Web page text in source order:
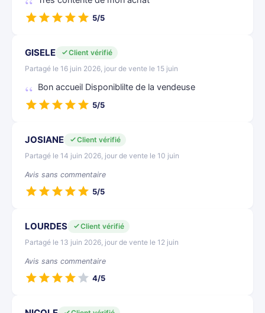
5/5
GISELE
Client vérifié
Partagé le 16 juin 2026, jour de vente le 15 juin
Bon accueil Disponiblilte de la vendeuse
5/5
JOSIANE
Client vérifié
Partagé le 14 juin 2026, jour de vente le 10 juin
Avis sans commentaire
5/5
LOURDES
Client vérifié
Partagé le 13 juin 2026, jour de vente le 12 juin
Avis sans commentaire
4/5